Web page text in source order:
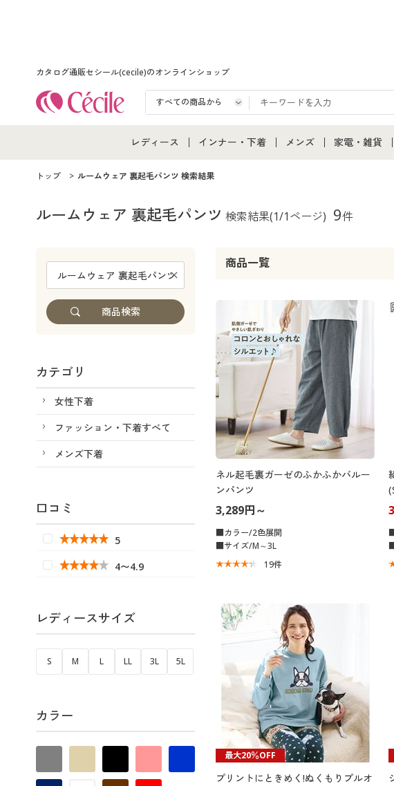
カタログ通販セシール(cecile)のオンラインショップ
レディース
レディース通販すべて
レディースファッション
インナー・下着
インナー・下着通販すべて
女性下着
メンズ
メンズファッション
家電・雑貨
家電
トップ ルームウェア 裏起毛パンツ 検索結果
ルームウェア 裏起毛パンツ 検索結果(1/1ページ) 9件
商品一覧
ネル起毛裏ガーゼのふかふかバルー
ンパンツ
3,289円～
■カラー/2色展開
■サイズ/M～3L
19件
最大20％OFF
プリントにときめく!ぬくもりプルオ
カテゴリ
女性下着
ファッション・下着すべて
メンズ下着
口コミ
5
4〜4.9
レディースサイズ
S M L LL 3L 5L
カラー